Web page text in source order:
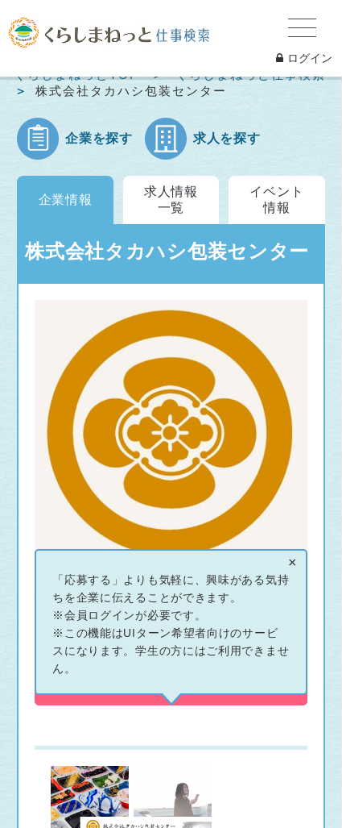
ログイン
くらしまねっとTOP
くらしまねっと仕事検索
株式会社タカハシ包装センター
企業を探す 求人を探す
企業情報
求人情報
一覧
イベント
情報
株式会社タカハシ包装センター
地域をもっと元気に！浜田発、全国
へ！世界へ！
×
「応募する」よりも気軽に、興味がある気持
ちを企業に伝えることができます。
※会員ログインが必要です。
※この機能はUIターン希望者向けのサービ
スになります。学生の方にはご利用できませ
ん。